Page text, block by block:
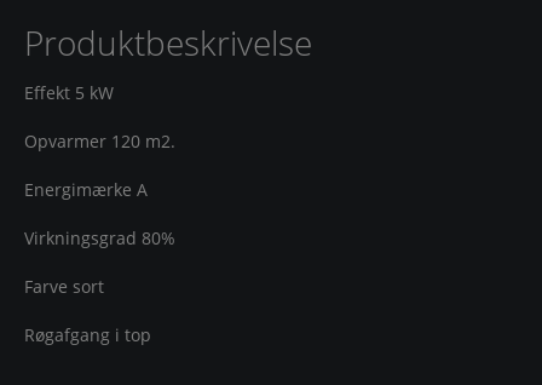
Produktbeskrivelse
Effekt 5 kW
Opvarmer 120 m2.
Energimærke A
Virkningsgrad 80%
Farve sort
Røgafgang i top